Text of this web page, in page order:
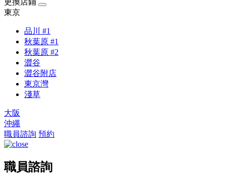
東京
品川 #1
秋葉原 #1
秋葉原 #2
澀谷
澀谷附店
東京灣
淺草
大阪
沖繩
職員諮詢 預約
職員諮詢